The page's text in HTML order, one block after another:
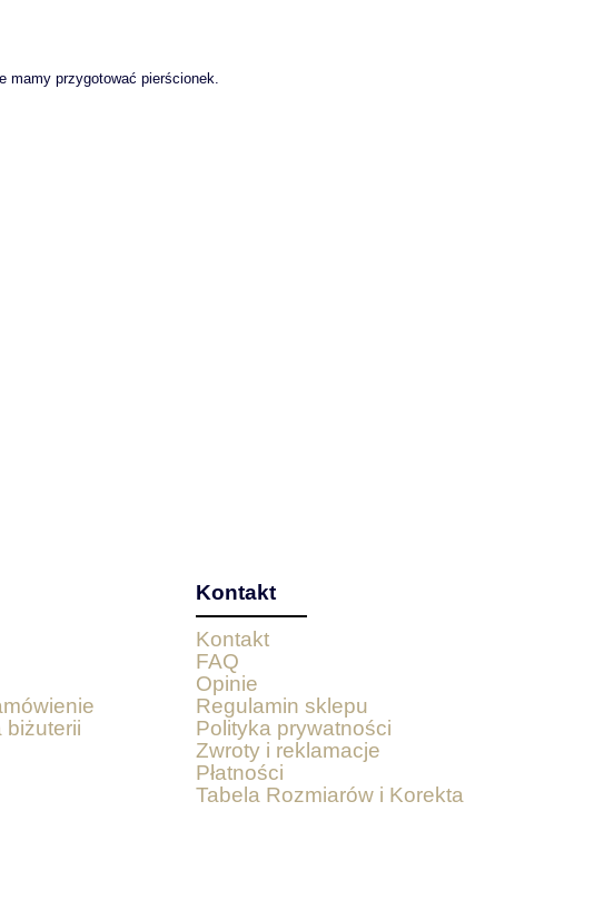
przygotować pierścionek.
biżuterii
Kontakt
Kontakt
FAQ
Opinie
Regulamin sklepu
Polityka prywatności
Zwroty i reklamacje
Płatności
Tabela Rozmiarów i Korekta